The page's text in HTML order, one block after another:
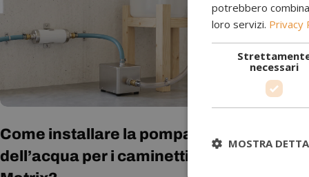
C
a
m
i
n
Come installare la pompa
dell’acqua per i caminetti E-
potrebbero
loro servizi. Privacy
necessari
MOSTRA